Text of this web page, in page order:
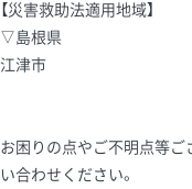
【災害救助法適用地域】
▽島根県
江津市
お困りの点やご不明点等ご
い合わせください。